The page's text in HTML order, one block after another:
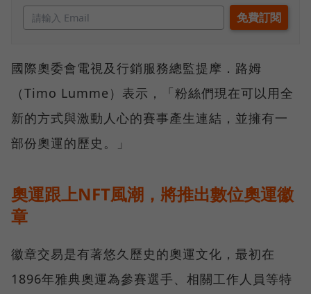
國際奧委會電視及行銷服務總監提摩．路姆
（Timo Lumme）表示，「粉絲們現在可以用全
新的方式與激動人心的賽事產生連結，並擁有一
部份奧運的歷史。」
奧運跟上NFT風潮，將推出數位奧運徽
章
徽章交易是有著悠久歷史的奧運文化，最初在
1896年雅典奧運為參賽選手、相關工作人員等特